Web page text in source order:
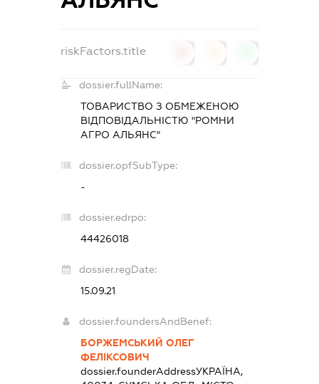
riskFactors.title
dossier.fullName:
ТОВАРИСТВО З ОБМЕЖЕНОЮ
ВІДПОВІДАЛЬНІСТЮ "РОМНИ
АГРО АЛЬЯНС"
dossier.opfSubType:
-
dossier.edrpo:
44426018
dossier.regDate:
15.09.21
dossier.foundersAndBenef:
БОРЖЕМСЬКИЙ ОЛЕГ
ФЕЛІКСОВИЧ
dossier.founderAddressУКРАЇНА,